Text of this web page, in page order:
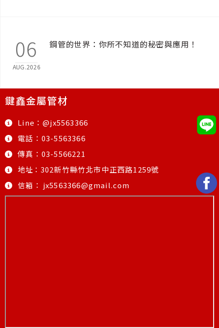
06
AUG.2026
鋼管的世界：你所不知道的秘密與應用！
鍵鑫金屬管材
Line：@jx5563366
電話：03-5563366
傳真：03-5566221
地址： 302新竹縣竹北市中正西路1259號
信箱： jx5563366@gmail.com